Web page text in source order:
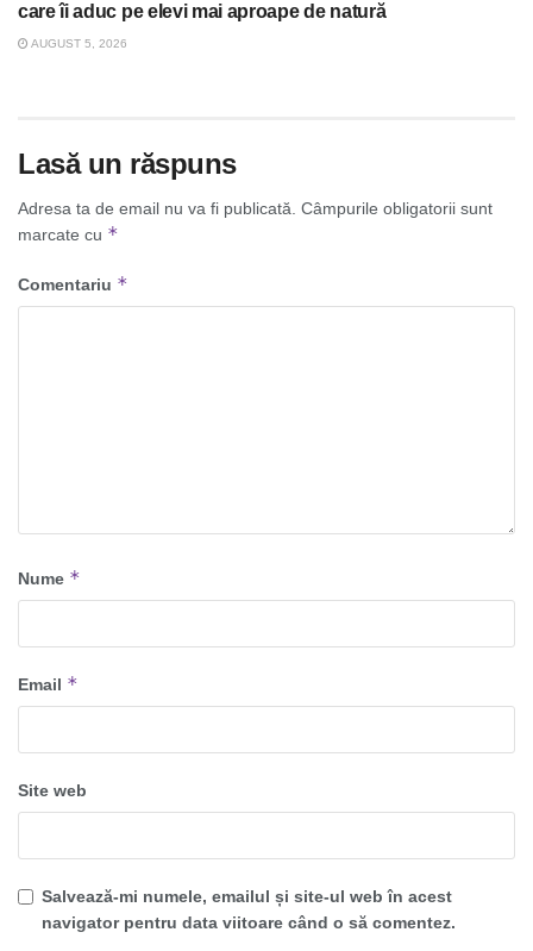
care îi aduc pe elevi mai aproape de natură
AUGUST 5, 2026
Lasă un răspuns
Adresa ta de email nu va fi publicată. Câmpurile obligatorii sunt
marcate cu *
Comentariu *
Nume *
Email *
Site web
Salvează-mi numele, emailul și site-ul web în acest
navigator pentru data viitoare când o să comentez.